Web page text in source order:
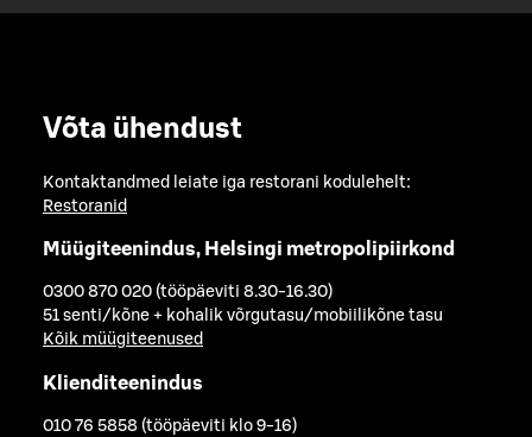
Võta ühendust
Kontaktandmed leiate iga restorani kodulehelt:
Restoranid
Müügiteenindus, Helsingi metropolipiirkond
0300 870 020 (tööpäeviti 8.30-16.30)
51 senti/kõne + kohalik võrgutasu/mobiilikõne tasu
Kõik müügiteenused
Klienditeenindus
010 76 5858 (tööpäeviti klo 9-16)